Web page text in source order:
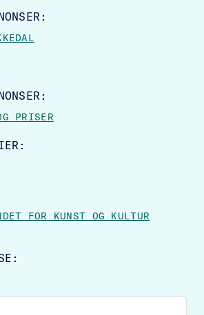
PRISER
FOR KUNST OG KULTUR